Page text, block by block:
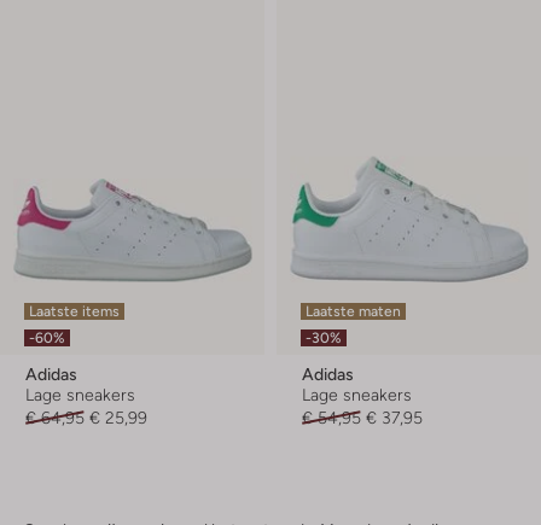
Laatste items
-60%
Adidas
Lage sneakers
€ 64,95 € 25,99
Laatste maten
-30%
Adidas
Lage sneakers
€ 54,95 € 37,95